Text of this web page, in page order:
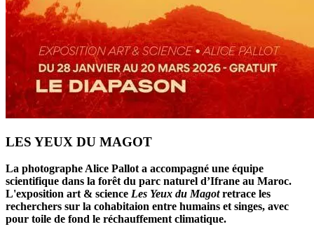
LES YEUX DU MAGOT
La photographe Alice Pallot a accompagné une équipe
scientifique dans la forêt du parc naturel d’Ifrane au Maroc.
L'exposition art & science Les Yeux du Magot retrace les
recherchers sur la cohabitaion entre humains et singes, avec
pour toile de fond le réchauffement climatique.